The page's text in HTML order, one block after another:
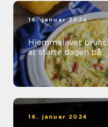
16. januar 2024
Hjemmelavet
at starte dagen på
16. januar 2024